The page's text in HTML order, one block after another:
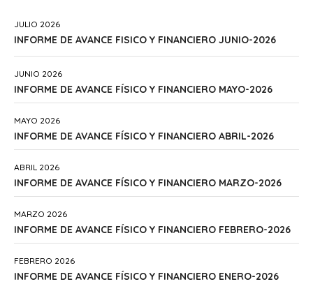
JULIO 2026
INFORME DE AVANCE FISICO Y FINANCIERO JUNIO-2026
JUNIO 2026
INFORME DE AVANCE FÍSICO Y FINANCIERO MAYO-2026
MAYO 2026
INFORME DE AVANCE FÍSICO Y FINANCIERO ABRIL-2026
ABRIL 2026
INFORME DE AVANCE FÍSICO Y FINANCIERO MARZO-2026
MARZO 2026
INFORME DE AVANCE FÍSICO Y FINANCIERO FEBRERO-2026
FEBRERO 2026
INFORME DE AVANCE FÍSICO Y FINANCIERO ENERO-2026